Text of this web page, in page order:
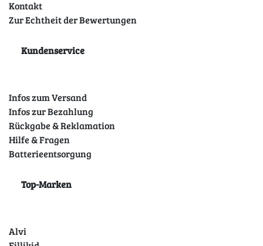
Kontakt
Zur Echtheit der Bewertungen
Kundenservice
Infos zum Versand
Infos zur Bezahlung
Rückgabe & Reklamation
Hilfe & Fragen
Batterieentsorgung
Top-Marken
Alvi